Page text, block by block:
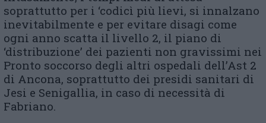
soprattutto per i ‘codicì più lievi, si innalzano
inevitabilmente e per evitare disagi come
ogni anno scatta il livello 2, il piano di
‘distribuzione’ dei pazienti non gravissimi nei
Pronto soccorso degli altri ospedali dell’Ast 2
di Ancona, soprattutto dei presidi sanitari di
Jesi e Senigallia, in caso di necessità di
Fabriano.